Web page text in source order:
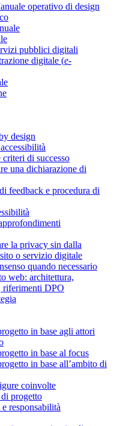
operativo di design
pubblici digitali
digitale (e-
design
di successo
una dichiarazione di
feedback e procedura di
la privacy sin dalla
o servizio digitale
quando necessario
web: architettura,
riferimenti DPO
in base agli attori
in base al focus
in base all’ambito di
coinvolte
progetto
responsabilità